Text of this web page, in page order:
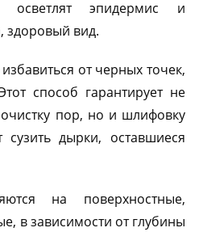
осветлят эпидермис и
здоровый вид.
от черных точек,
способ гарантирует не
пор, но и шлифовку
дырки, оставшиеся
на поверхностные,
в зависимости от глубины